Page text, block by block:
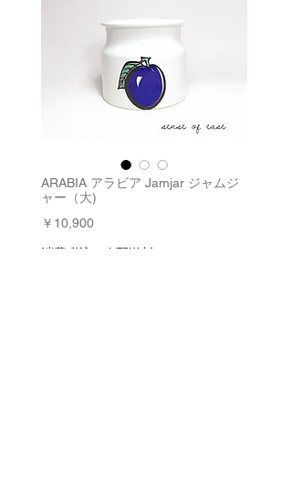
ARABIA アラビア Jamjar ジャムジ
ャー（大)
￥10,900価
消費税込み | 配送料